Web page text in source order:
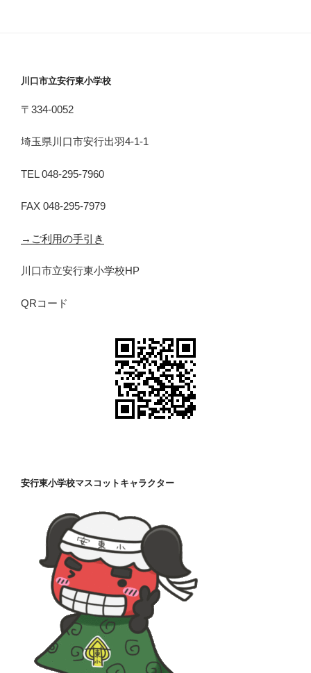
川口市立安行東小学校
〒334-0052
埼玉県川口市安行出羽4-1-1
TEL 048-295-7960
FAX 048-295-7979
→ご利用の手引き
川口市立安行東小学校HP
QRコード
安行東小学校マスコットキャラクター